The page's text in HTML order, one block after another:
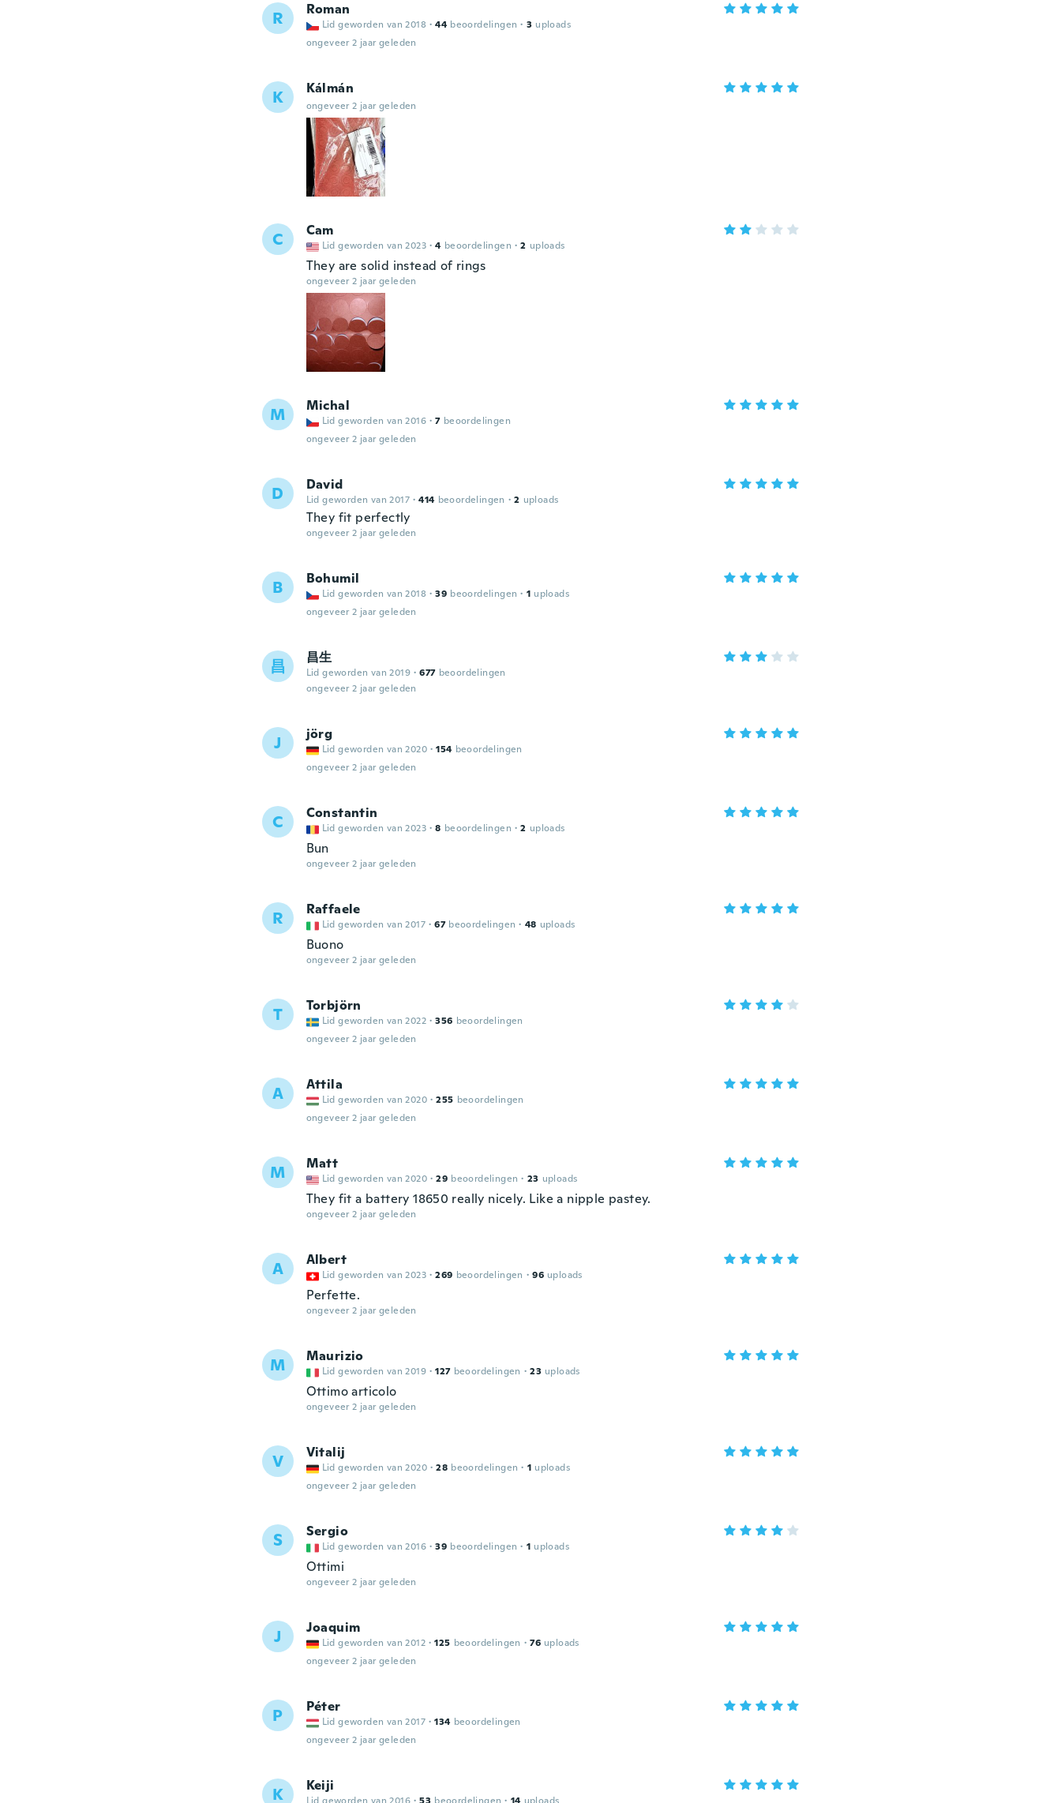
R Roman
Lid geworden van 2018 · 44 beoordelingen · 3 uploads
ongeveer 2 jaar geleden
K Kálmán
ongeveer 2 jaar geleden
C Cam
Lid geworden van 2023 · 4 beoordelingen · 2 uploads
They are solid instead of rings
ongeveer 2 jaar geleden
M Michal
Lid geworden van 2016 · 7 beoordelingen
ongeveer 2 jaar geleden
D David
Lid geworden van 2017 · 414 beoordelingen · 2 uploads
They fit perfectly
ongeveer 2 jaar geleden
B Bohumil
Lid geworden van 2018 · 39 beoordelingen · 1 uploads
ongeveer 2 jaar geleden
昌 昌生
Lid geworden van 2019 · 677 beoordelingen
ongeveer 2 jaar geleden
J jörg
Lid geworden van 2020 · 154 beoordelingen
ongeveer 2 jaar geleden
C Constantin
Lid geworden van 2023 · 8 beoordelingen · 2 uploads
Bun
ongeveer 2 jaar geleden
R Raffaele
Lid geworden van 2017 · 67 beoordelingen · 48 uploads
Buono
ongeveer 2 jaar geleden
T Torbjörn
Lid geworden van 2022 · 356 beoordelingen
ongeveer 2 jaar geleden
A Attila
Lid geworden van 2020 · 255 beoordelingen
ongeveer 2 jaar geleden
M Matt
Lid geworden van 2020 · 29 beoordelingen · 23 uploads
They fit a battery 18650 really nicely. Like a nipple pastey.
ongeveer 2 jaar geleden
A Albert
Lid geworden van 2023 · 269 beoordelingen · 96 uploads
Perfette.
ongeveer 2 jaar geleden
M Maurizio
Lid geworden van 2019 · 127 beoordelingen · 23 uploads
Ottimo articolo
ongeveer 2 jaar geleden
V Vitalij
Lid geworden van 2020 · 28 beoordelingen · 1 uploads
ongeveer 2 jaar geleden
S Sergio
Lid geworden van 2016 · 39 beoordelingen · 1 uploads
Ottimi
ongeveer 2 jaar geleden
J Joaquim
Lid geworden van 2012 · 125 beoordelingen · 76 uploads
ongeveer 2 jaar geleden
P Péter
Lid geworden van 2017 · 134 beoordelingen
ongeveer 2 jaar geleden
K Keiji